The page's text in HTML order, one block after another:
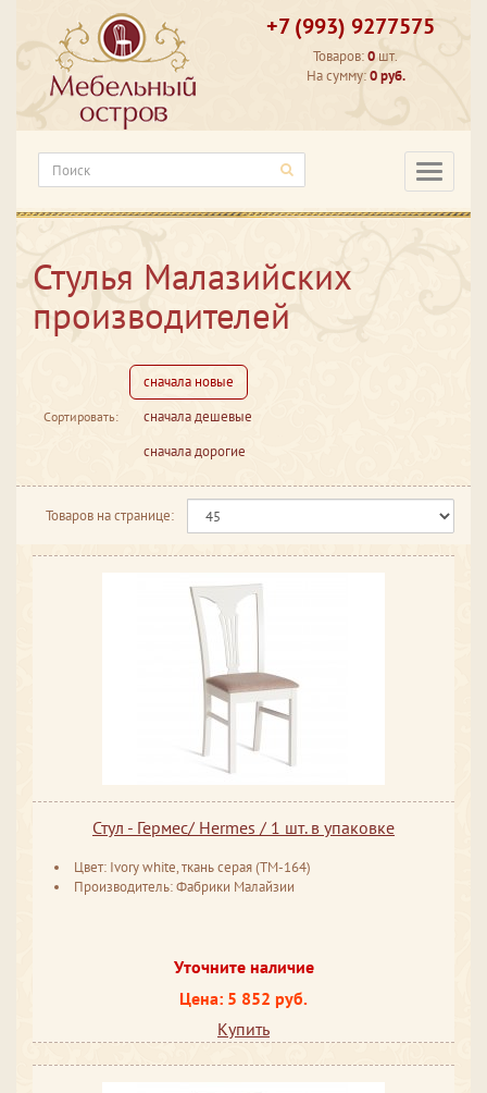
+7 (993) 9277575
Товаров:0 шт.
На сумму:0 руб.
Стулья Малазийских
производителей
Сортировать:
сначала новые
сначала дешевые
сначала дорогие
Товаров на странице:
Стул - Гермес/ Hermes / 1 шт. в упаковке
Цвет: Ivory white, ткань серая (TM-164)
Производитель: Фабрики Малайзии
Уточните наличие
Цена: 5 852 руб.
Купить